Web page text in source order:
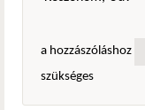
a hozzászóláshoz
szükséges